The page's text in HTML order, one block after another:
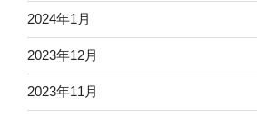
2024年1月
2023年12月
2023年11月